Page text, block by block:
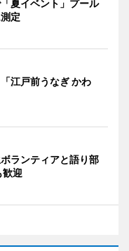
夏イベント」プール
定
江戸前うなぎ かわ
ランティアと語り部
歓迎